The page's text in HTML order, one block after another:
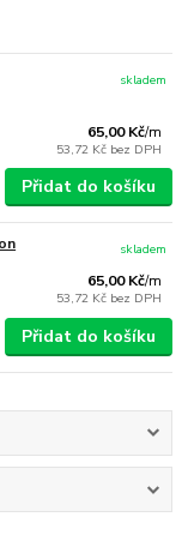
65,00 Kč/m
53,72 Kč bez DPH
skladem
Přidat do košíku
65,00 Kč/m
53,72 Kč bez DPH
skladem
Přidat do košíku